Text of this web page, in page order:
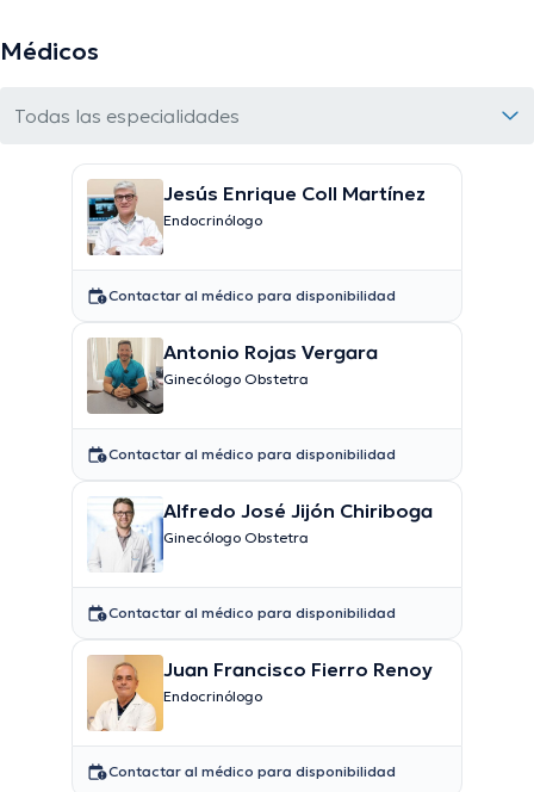
Médicos
Todas las especialidades
Jesús Enrique Coll Martínez
Endocrinólogo
Contactar al médico para disponibilidad
Antonio Rojas Vergara
Ginecólogo Obstetra
Contactar al médico para disponibilidad
Alfredo José Jijón Chiriboga
Ginecólogo Obstetra
Contactar al médico para disponibilidad
Juan Francisco Fierro Renoy
Endocrinólogo
Contactar al médico para disponibilidad